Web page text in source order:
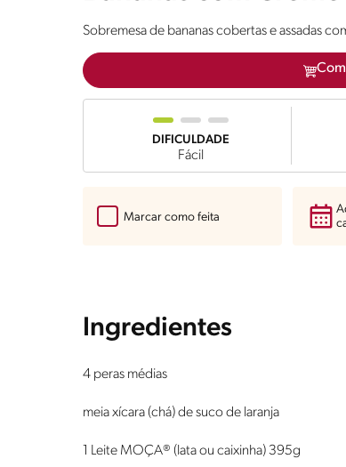
Sobremesa de bananas cobertas e assadas
DIFICULDADE
Fácil
Marcar como feita
Ingredientes
4 peras médias
meia xícara (chá) de suco de laranja
1 Leite MOÇA® (lata ou caixinha) 395g